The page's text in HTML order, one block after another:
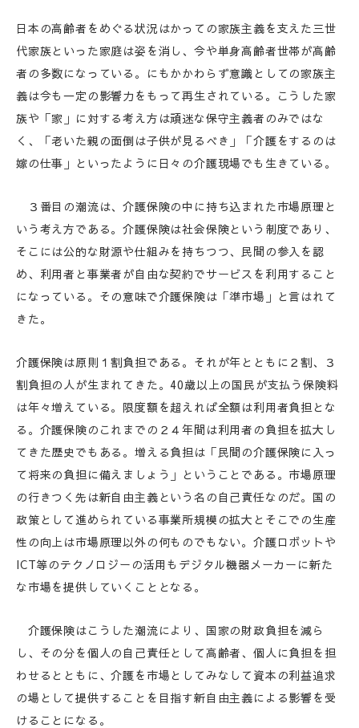
日本の高齢者をめぐる状況はかっての家族主義を支えた三世
代家族といった家庭は姿を消し、今や単身高齢者世帯が高齢
者の多数になっている。にもかかわらず意識としての家族主
義は今も一定の影響力をもって再生されている。こうした家
族や「家」に対する考え方は頑迷な保守主義者のみではな
く、「老いた親の面倒は子供が見るべき」「介護をするのは
嫁の仕事」といったように日々の介護現場でも生きている。
３番目の潮流は、介護保険の中に持ち込まれた市場原理と
いう考え方である。介護保険は社会保険という制度であり、
そこには公的な財源や仕組みを持ちつつ、民間の参入を認
め、利用者と事業者が自由な契約でサービスを利用すること
になっている。その意味で介護保険は「準市場」と言はれて
きた。
介護保険は原則１割負担である。それが年とともに２割、３
割負担の人が生まれてきた。40歳以上の国民が支払う保険料
は年々増えている。限度額を超えれば全額は利用者負担とな
る。介護保険のこれまでの２４年間は利用者の負担を拡大し
てきた歴史でもある。増える負担は「民間の介護保険に入っ
て将来の負担に備えましょう」ということである。市場原理
の行きつく先は新自由主義という名の自己責任なのだ。国の
政策として進められている事業所規模の拡大とそこでの生産
性の向上は市場原理以外の何ものでもない。介護ロボットや
ICT等のテクノロジーの活用もデジタル機器メーカーに新た
な市場を提供していくこととなる。
介護保険はこうした潮流により、国家の財政負担を減ら
し、その分を個人の自己責任として高齢者、個人に負担を担
わせるとともに、介護を市場としてみなして資本の利益追求
の場として提供することを目指す新自由主義による影響を受
けることになる。